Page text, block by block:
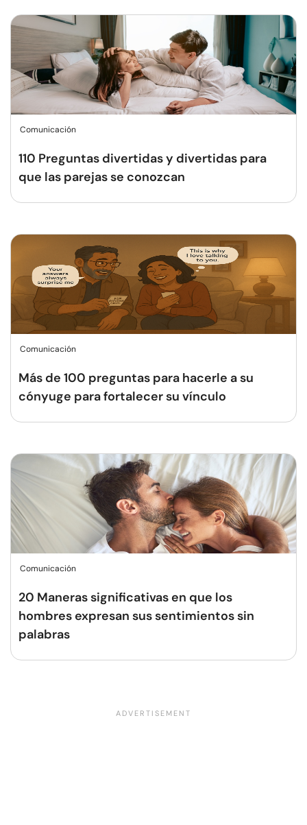
Comunicación
110 Preguntas divertidas y divertidas para
que las parejas se conozcan
Comunicación
Más de 100 preguntas para hacerle a su
cónyuge para fortalecer su vínculo
Comunicación
20 Maneras significativas en que los
hombres expresan sus sentimientos sin
palabras